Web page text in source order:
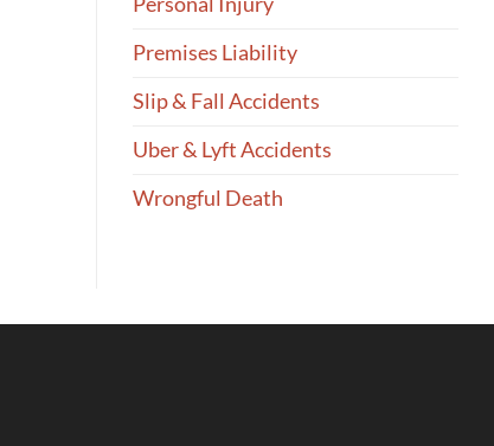
Premises Liability
Slip & Fall Accidents
Uber & Lyft Accidents
Wrongful Death